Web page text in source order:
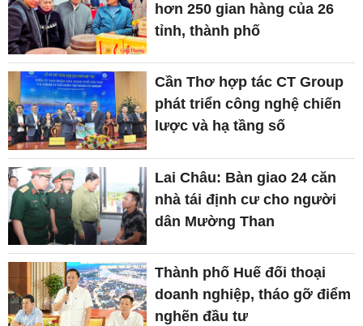
hơn 250 gian hàng của 26
tỉnh, thành phố
Cần Thơ hợp tác CT Group
phát triển công nghệ chiến
lược và hạ tầng số
Lai Châu: Bàn giao 24 căn
nhà tái định cư cho người
dân Mường Than
Thành phố Huế đối thoại
doanh nghiệp, tháo gỡ điểm
nghẽn đầu tư